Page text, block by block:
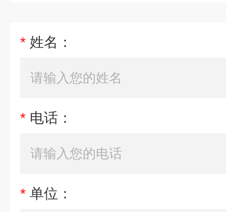
* 姓名：
* 电话：
* 单位：